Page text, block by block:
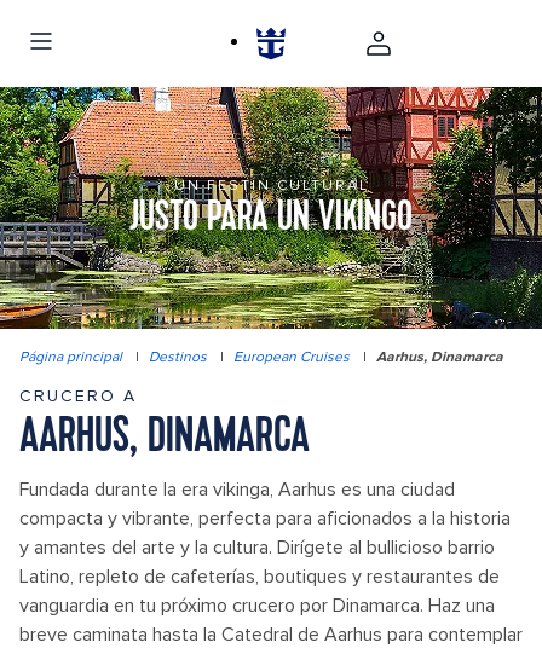
UN FESTÍN CULTURAL
JUSTO PARA UN VIKINGO
Página principal | Destinos | European Cruises | Aarhus, Dinamarca
CRUCERO A
AARHUS, DINAMARCA
Fundada durante la era vikinga, Aarhus es una ciudad
compacta y vibrante, perfecta para aficionados a la historia
y amantes del arte y la cultura. Dirígete al bullicioso barrio
Latino, repleto de cafeterías, boutiques y restaurantes de
vanguardia en tu próximo crucero por Dinamarca. Haz una
breve caminata hasta la Catedral de Aarhus para contemplar